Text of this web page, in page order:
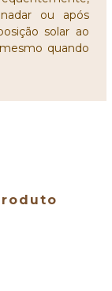
ou após
solar ao
quando